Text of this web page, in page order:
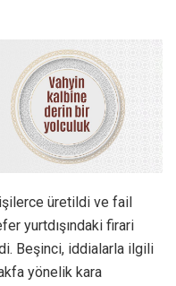
üretildi ve fail
yurtdışındaki firari
Beşinci, iddialarla ilgili
yönelik kara